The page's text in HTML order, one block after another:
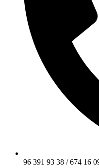
96 391 93 38 / 674 16